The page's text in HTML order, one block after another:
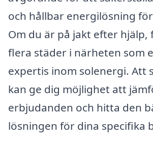
och hållbar energilösning
Om du är på jakt efter hjälp,
flera städer i närheten som
expertis inom solenergi. Att
kan ge dig möjlighet att
erbjudanden och hitta den
lösningen för dina specifika